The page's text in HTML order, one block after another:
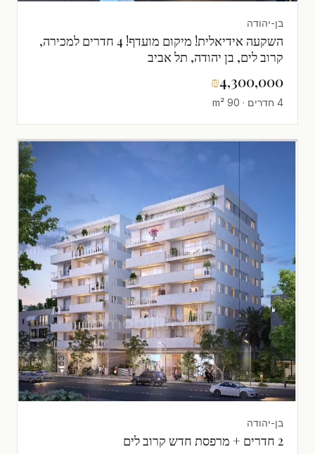
בן-יהודה
השקעה אידיאלית! מיקום מועדף! 4 חדרים למכירה,
קרוב לים, בן יהודה, תל אביב
₪4,300,000
4 חדרים · 90 m²
בן-יהודה
2 חדרים + מרפסת חדש קרוב לים